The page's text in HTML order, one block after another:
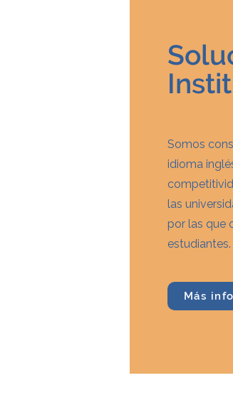
Somos
idioma
las
por las que
estudiantes.
Más